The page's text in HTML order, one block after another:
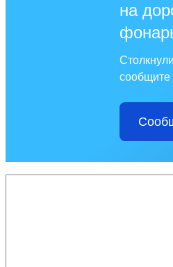
на
сообщите